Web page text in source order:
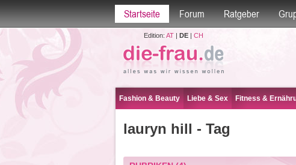
Startseite Forum Ratgeber
Edition: AT| DE| CH
Fashion & Beauty Liebe & Sex Fitness &
lauryn hill - Tag